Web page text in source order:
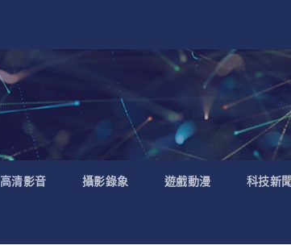
高清影音 攝影錄象 遊戲動漫 科技新